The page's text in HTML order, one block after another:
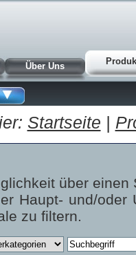
Über Uns
Startseite |
über
Haupt- und/
zu filtern.